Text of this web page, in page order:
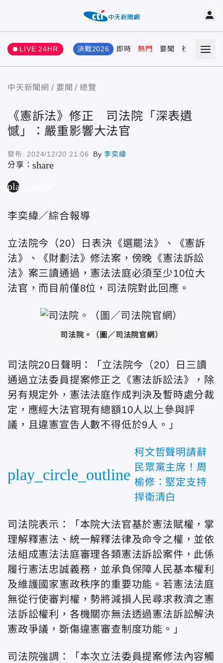
LIVE 24HR 決戰2026 即時 熱門 要聞 社會 娛樂
中天新聞網 要聞 總覽
《憲訴法》修正 司法院「深表遺
憾」：嚴重影響大法官
發布: 2024/12/20 21:06 By李奕緯
分享：share
play_arrow
李奕緯／綜合報導
立法院今（20）日表決《選罷法》、《憲訴
法》、《財劃法》修法案，傍晚《憲法訴訟
法》案三讀通過，憲法法庭必須至少10位大
法官，而目前僅8位，司法院對此回應。
司法院。（圖／司法院官網）
司法院20日聲明：「立法院今（20）日三讀
通過立法委員提案修正之《憲法訴訟法》，除
另有規定外，憲法法庭作成判決及暫時處分裁
定，應經大法官現有總額10人以上參與評
議，且違憲宣告人數不得低於9人。」
play_circle_outline
柯文哲聲明請辭
民眾黨主席！周
榆修：堅定支持
捍衛清白
司法院表示：「本院大法官基於憲法賦權，掌
理解釋憲法、統一解釋法律及命令之權，並依
法組成憲法法庭審理各類憲法訴訟案件，此係
履行憲法忠誠義務，並承負保障人民基本權利
及維護國家憲政秩序的重要功能。若憲法法庭
無從行使審判權，勢將減損人民尋求救濟之憲
法訴訟權利，各機關亦無法透過憲法訴訟解決
憲政爭議，斲傷違憲審查制度功能。」
司法院強調：「本次立法委員提案修法內容觸